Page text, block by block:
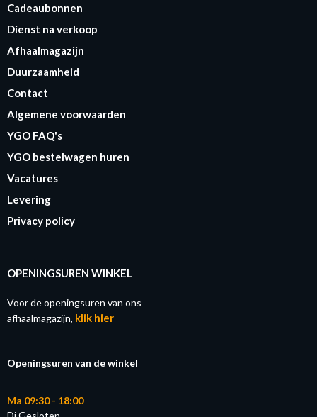
Cadeaubonnen
Dienst na verkoop
Afhaalmagazijn
Duurzaamheid
Contact
Algemene voorwaarden
YGO FAQ's
YGO bestelwagen huren
Vacatures
Levering
Privacy policy
OPENINGSUREN WINKEL
Voor de openingsuren van ons
afhaalmagazijn, klik hier
Openingsuren van de winkel
Ma 09:30 - 18:00